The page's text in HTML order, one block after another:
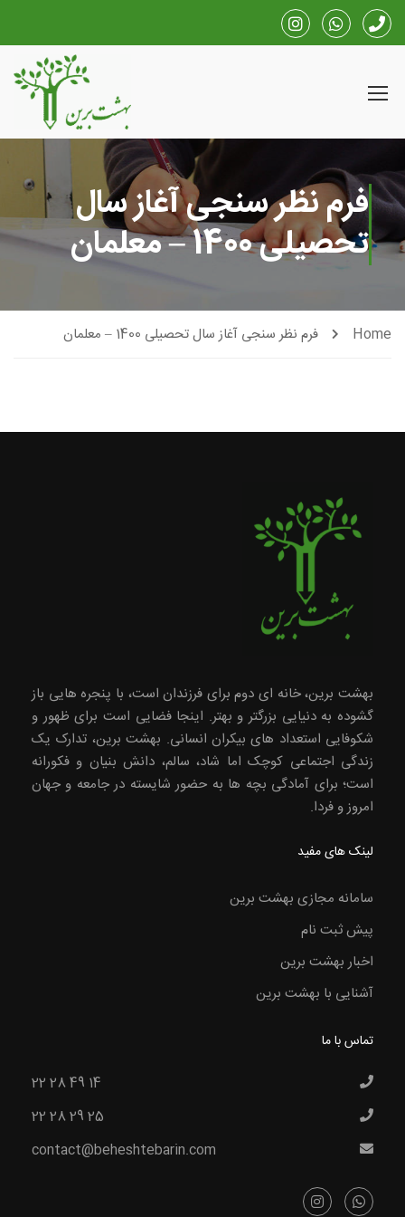
فرم نظر سنجی آغاز سال
تحصیلی 1400 – معلمان
Home فرم نظر سنجی آغاز سال تحصیلی 1400 – معلمان
بهشت برین، خانه ای دوم برای فرزندان است، با پنجره هایی باز
گشوده به دنیایی بزرگتر و بهتر. اینجا فضایی است برای ظهور و
شکوفایی استعداد های بیکران انسانی. بهشت برین، تدارک یک
زندگی اجتماعی کوچک اما شاد، سالم، دانش بنیان و فکورانه
است؛ برای آمادگی بچه ها به حضور شایسته در جامعه و جهان
امروز و فردا.
لینک های مفید
سامانه مجازی بهشت برین
پیش ثبت نام
اخبار بهشت برین
آشنایی با بهشت برین
تماس با ما
22 28 49 14
22 28 29 25
contact@beheshtebarin.com